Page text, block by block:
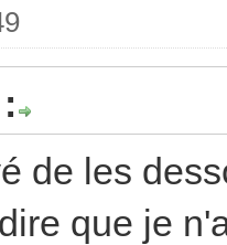
de les
que je